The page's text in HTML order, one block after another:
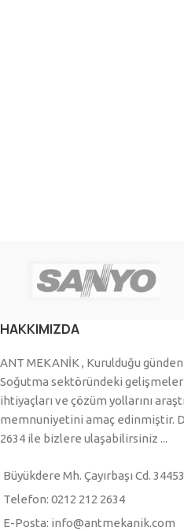
HAKKIMIZDA
ANT MEKANİK , Kurulduğu
Soğutma sektöründeki
ihtiyaçları ve çözüm yollarını
memnuniyetini amaç edinmiştir.
2634 ile bizlere ulaşabilirsiniz ...
Büyükdere Mh. Çayırbaşı Cd.
Telefon: 0212 212 2634
E-Posta: info@antmekanik.com